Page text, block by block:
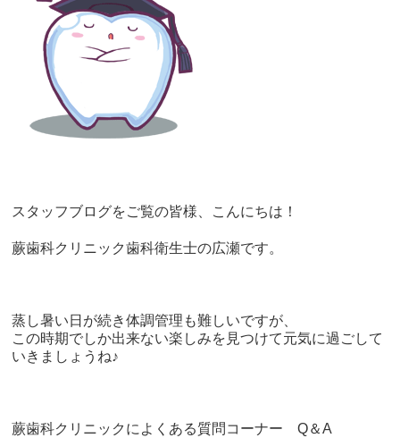
スタッフブログをご覧の皆様、こんにちは！
蕨歯科クリニック歯科衛生士の広瀬です。
蒸し暑い日が続き体調管理も難しいですが、
この時期でしか出来ない楽しみを見つけて元気に過ごして
いきましょうね♪
蕨歯科クリニックによくある質問コーナーQ＆A